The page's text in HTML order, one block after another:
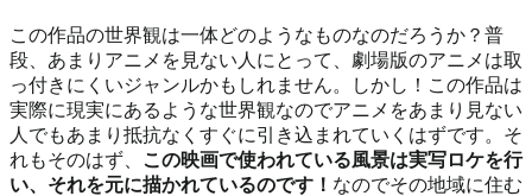
この作品の世界観は一体どのようなものなのだろうか？普
段、あまりアニメを見ない人にとって、劇場版のアニメは取
っ付きにくいジャンルかもしれません。しかし！この作品は
実際に現実にあるような世界観なのでアニメをあまり見ない
人でもあまり抵抗なくすぐに引き込まれていくはずです。そ
れもそのはず、
この映画で使われている風景は実写ロケを行
い、それを元に描かれているのです！ なのでその地域に住む